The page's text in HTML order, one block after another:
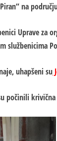
na
Uprave za
službenicima
uhapšeni su
počinili